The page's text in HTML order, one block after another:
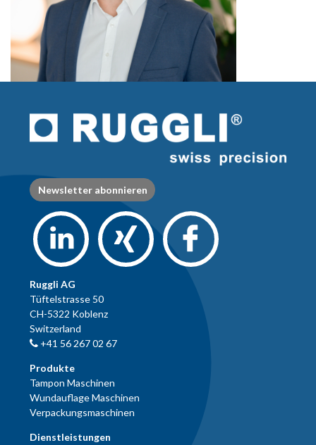
Newsletter abonnieren
Ruggli AG
Tüftelstrasse 50
CH-5322 Koblenz
Switzerland
+41 56 267 02 67
Produkte
Tampon Maschinen
Wundauflage Maschinen
Verpackungsmaschinen
Dienstleistungen